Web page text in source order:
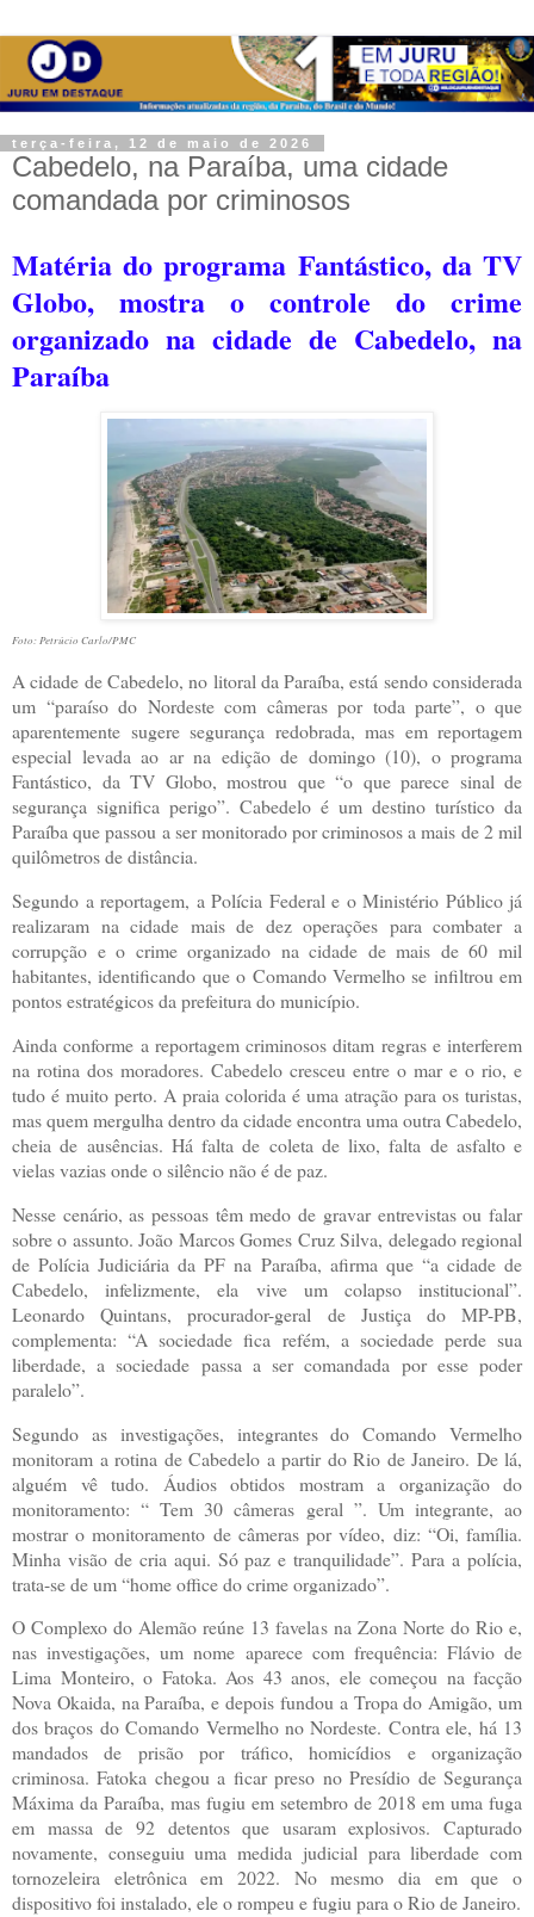
terça-feira, 12 de maio de 2026
Cabedelo, na Paraíba, uma cidade
comandada por criminosos
Matéria do programa Fantástico, da TV
Globo, mostra o controle do crime
organizado na cidade de Cabedelo, na
Paraíba
Foto: Petrúcio Carlo/PMC
A cidade de Cabedelo, no litoral da Paraíba, está sendo considerada
um “paraíso do Nordeste com câmeras por toda parte”, o que
aparentemente sugere segurança redobrada, mas em reportagem
especial levada ao ar na edição de domingo (10), o programa
Fantástico, da TV Globo, mostrou que “o que parece sinal de
segurança significa perigo”. Cabedelo é um destino turístico da
Paraíba que passou a ser monitorado por criminosos a mais de 2 mil
quilômetros de distância.
Segundo a reportagem, a Polícia Federal e o Ministério Público já
realizaram na cidade mais de dez operações para combater a
corrupção e o crime organizado na cidade de mais de 60 mil
habitantes, identificando que o Comando Vermelho se infiltrou em
pontos estratégicos da prefeitura do município.
Ainda conforme a reportagem criminosos ditam regras e interferem
na rotina dos moradores. Cabedelo cresceu entre o mar e o rio, e
tudo é muito perto. A praia colorida é uma atração para os turistas,
mas quem mergulha dentro da cidade encontra uma outra Cabedelo,
cheia de ausências. Há falta de coleta de lixo, falta de asfalto e
vielas vazias onde o silêncio não é de paz.
Nesse cenário, as pessoas têm medo de gravar entrevistas ou falar
sobre o assunto. João Marcos Gomes Cruz Silva, delegado regional
de Polícia Judiciária da PF na Paraíba, afirma que “a cidade de
Cabedelo, infelizmente, ela vive um colapso institucional”.
Leonardo Quintans, procurador-geral de Justiça do MP-PB,
complementa: “A sociedade fica refém, a sociedade perde sua
liberdade, a sociedade passa a ser comandada por esse poder
paralelo”.
Segundo as investigações, integrantes do Comando Vermelho
monitoram a rotina de Cabedelo a partir do Rio de Janeiro. De lá,
alguém vê tudo. Áudios obtidos mostram a organização do
monitoramento: “ Tem 30 câmeras geral ”. Um integrante, ao
mostrar o monitoramento de câmeras por vídeo, diz: “Oi, família.
Minha visão de cria aqui. Só paz e tranquilidade”. Para a polícia,
trata-se de um “home office do crime organizado”.
O Complexo do Alemão reúne 13 favelas na Zona Norte do Rio e,
nas investigações, um nome aparece com frequência: Flávio de
Lima Monteiro, o Fatoka. Aos 43 anos, ele começou na facção
Nova Okaida, na Paraíba, e depois fundou a Tropa do Amigão, um
dos braços do Comando Vermelho no Nordeste. Contra ele, há 13
mandados de prisão por tráfico, homicídios e organização
criminosa. Fatoka chegou a ficar preso no Presídio de Segurança
Máxima da Paraíba, mas fugiu em setembro de 2018 em uma fuga
em massa de 92 detentos que usaram explosivos. Capturado
novamente, conseguiu uma medida judicial para liberdade com
tornozeleira eletrônica em 2022. No mesmo dia em que o
dispositivo foi instalado, ele o rompeu e fugiu para o Rio de Janeiro.